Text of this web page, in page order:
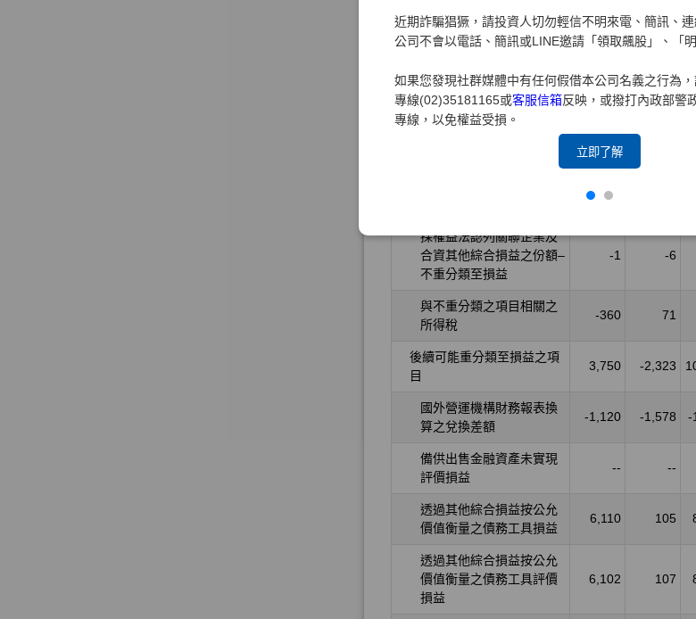
近期詐騙猖獗，請投資人切勿輕信不明來電、簡訊、
公司不會以電話、簡訊或LINE邀請「領取飆股」、「
如果您發現社群媒體中有任何假借本公司名義之行為
專線(02)35181165或客服信箱反映，或撥打內政部警
專線，以免權益受損。
立即了解